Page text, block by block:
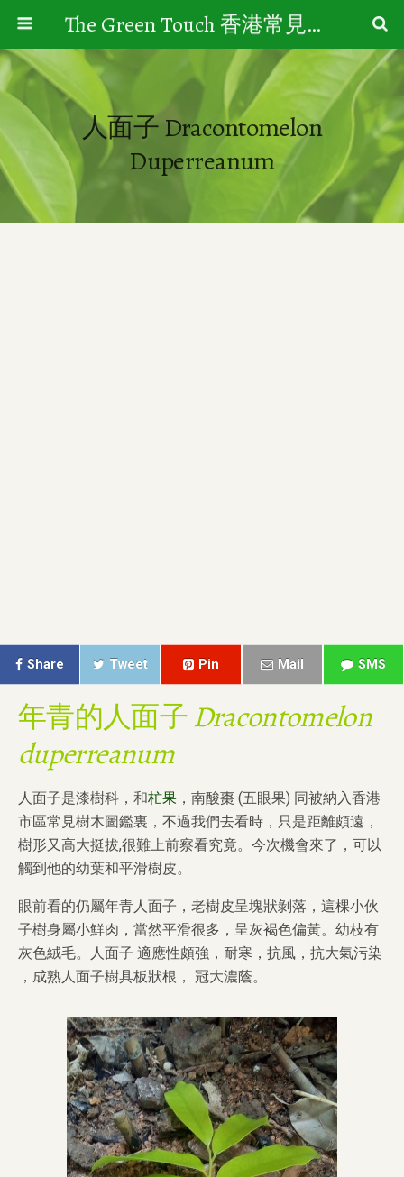
The Green Touch 香港常見樹木園藝生活
人面子 Dracontomelon
Duperreanum
Share Tweet Pin Mail SMS
年青的人面子Dracontomelon
duperreanum
人面子是漆樹科，和杧果 ，南酸棗 (五眼果) 同被納入香港
市區常見樹木圖鑑裏，不過我們去看時，只是距離頗遠，
樹形又高大挺拔,很難上前察看究竟。今次機會來了，可以
觸到他的幼葉和平滑樹皮。
眼前看的仍屬年青人面子，老樹皮呈塊狀剝落，這棵小伙
子樹身屬小鮮肉，當然平滑很多，呈灰褐色偏黃。幼枝有
灰色絨毛。人面子 適應性頗強，耐寒，抗風，抗大氣污染
，成熟人面子樹具板狀根， 冠大濃蔭。